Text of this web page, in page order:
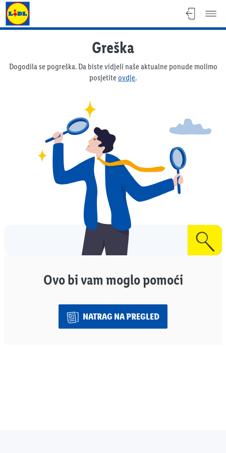
Lidl katalog
Greška
Dogodila se pogreška. Da biste vidjeli naše aktualne ponude molimo
posjetiteovdje.
Ovo bi vam moglo pomoći
NATRAG NA PREGLED